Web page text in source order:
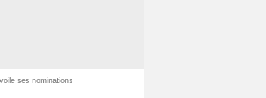
ses nominations